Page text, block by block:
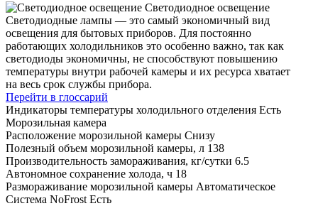
Светодиодное освещение
Светодиодные лампы — это самый экономичный вид
освещения для бытовых приборов. Для постоянно
работающих холодильников это особенно важно, так как
светодиоды экономичны, не способствуют повышению
температуры внутри рабочей камеры и их ресурса хватает
на весь срок службы прибора.
Перейти в глоссарий
Индикаторы температуры холодильного отделения Есть
Морозильная камера
Расположение морозильной камеры Снизу
Полезный объем морозильной камеры, л 138
Производительность замораживания, кг/сутки 6.5
Автономное сохранение холода, ч 18
Размораживание морозильной камеры Автоматическое
Система NoFrost Есть